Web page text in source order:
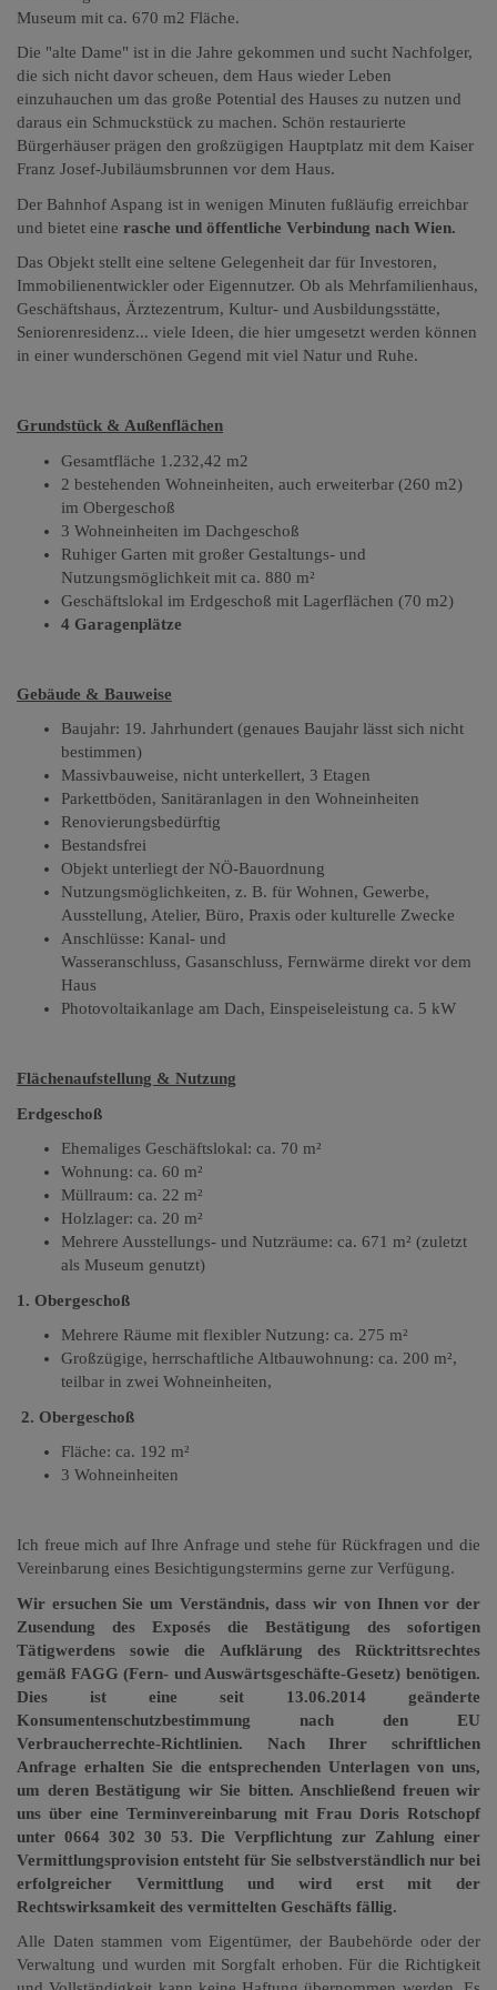
Museum mit ca. 670 m2 Fläche.
Die "alte Dame" ist in die Jahre gekommen und sucht Nachfolger,
die sich nicht davor scheuen, dem Haus wieder Leben
einzuhauchen um das große Potential des Hauses zu nutzen und
daraus ein Schmuckstück zu machen. Schön restaurierte
Bürgerhäuser prägen den großzügigen Hauptplatz mit dem Kaiser
Franz Josef-Jubiläumsbrunnen vor dem Haus.
Der Bahnhof Aspang ist in wenigen Minuten fußläufig erreichbar
und bietet eine rasche und öffentliche Verbindung nach Wien.
Das Objekt stellt eine seltene Gelegenheit dar für Investoren,
Immobilienentwickler oder Eigennutzer. Ob als Mehrfamilienhaus,
Geschäftshaus, Ärztezentrum, Kultur- und Ausbildungsstätte,
Seniorenresidenz... viele Ideen, die hier umgesetzt werden können
in einer wunderschönen Gegend mit viel Natur und Ruhe.
Grundstück & Außenflächen
Gesamtfläche 1.232,42 m2
2 bestehenden Wohneinheiten, auch erweiterbar (260 m2)
im Obergeschoß
3 Wohneinheiten im Dachgeschoß
Ruhiger Garten mit großer Gestaltungs- und
Nutzungsmöglichkeit mit ca. 880 m²
Geschäftslokal im Erdgeschoß mit Lagerflächen (70 m2)
4 Garagenplätze
Gebäude & Bauweise
Baujahr: 19. Jahrhundert (genaues Baujahr lässt sich nicht
bestimmen)
Massivbauweise, nicht unterkellert, 3 Etagen
Parkettböden, Sanitäranlagen in den Wohneinheiten
Renovierungsbedürftig
Bestandsfrei
Objekt unterliegt der NÖ-Bauordnung
Nutzungsmöglichkeiten, z. B. für Wohnen, Gewerbe,
Ausstellung, Atelier, Büro, Praxis oder kulturelle Zwecke
Anschlüsse: Kanal- und
Wasseranschluss, Gasanschluss, Fernwärme direkt vor dem
Haus
Photovoltaikanlage am Dach, Einspeiseleistung ca. 5 kW
Flächenaufstellung & Nutzung
Erdgeschoß
Ehemaliges Geschäftslokal: ca. 70 m²
Wohnung: ca. 60 m²
Müllraum: ca. 22 m²
Holzlager: ca. 20 m²
Mehrere Ausstellungs- und Nutzräume: ca. 671 m² (zuletzt
als Museum genutzt)
1. Obergeschoß
Mehrere Räume mit flexibler Nutzung: ca. 275 m²
Großzügige, herrschaftliche Altbauwohnung: ca. 200 m²,
teilbar in zwei Wohneinheiten,
2. Obergeschoß
Fläche: ca. 192 m²
3 Wohneinheiten
Ich freue mich auf Ihre Anfrage und stehe für Rückfragen und die
Vereinbarung eines Besichtigungstermins gerne zur Verfügung.
Wir ersuchen Sie um Verständnis, dass wir von Ihnen vor der
Zusendung des Exposés die Bestätigung des sofortigen
Tätigwerdens sowie die Aufklärung des Rücktrittsrechtes
gemäß FAGG (Fern- und Auswärtsgeschäfte-Gesetz) benötigen.
Dies ist eine seit 13.06.2014 geänderte
Konsumentenschutzbestimmung nach den EU
Verbraucherrechte-Richtlinien. Nach Ihrer schriftlichen
Anfrage erhalten Sie die entsprechenden Unterlagen von uns,
um deren Bestätigung wir Sie bitten. Anschließend freuen wir
uns über eine Terminvereinbarung mit Frau Doris Rotschopf
unter 0664 302 30 53. Die Verpflichtung zur Zahlung einer
Vermittlungsprovision entsteht für Sie selbstverständlich nur bei
erfolgreicher Vermittlung und wird erst mit der
Rechtswirksamkeit des vermittelten Geschäfts fällig.
Alle Daten stammen vom Eigentümer, der Baubehörde oder der
Verwaltung und wurden mit Sorgfalt erhoben. Für die Richtigkeit